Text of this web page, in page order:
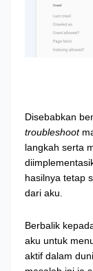
Disebabkan
troubleshoot
langkah serta
hasilnya tetap
dari aku.
Berbalik
aku untuk
aktif dalam